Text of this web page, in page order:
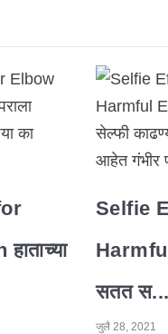
Selfie
सतत स...
जुलै 28, 2021